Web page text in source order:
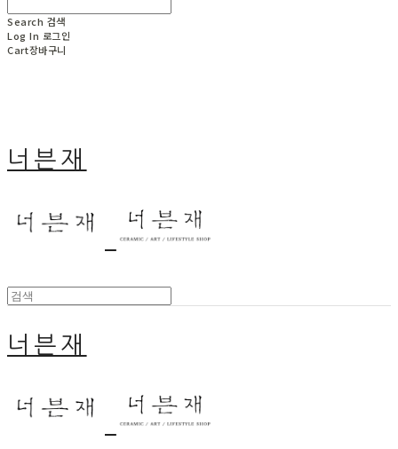
Search 검색
Log In 로그인
Cart장바구니
너븐재
너븐재